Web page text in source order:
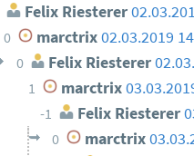
Felix Riesterer
0 marctrix02.03.2019
0 Felix Riesterer
1 marctrix
-1 Felix Riesterer
0 marctrix